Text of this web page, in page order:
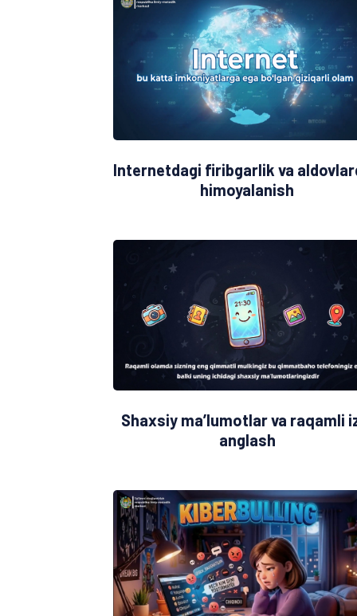
Internetdagi firibgarlik va
himoyalanish
Shaxsiy ma’lumotlar va raqamli
anglash